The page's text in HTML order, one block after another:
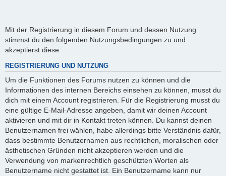
Mit der Registrierung in diesem Forum und dessen Nutzung
stimmst du den folgenden Nutzungsbedingungen zu und
akzeptierst diese.
REGISTRIERUNG UND NUTZUNG
Um die Funktionen des Forums nutzen zu können und die
Informationen des internen Bereichs einsehen zu können, musst du
dich mit einem Account registrieren. Für die Registrierung musst du
eine gültige E-Mail-Adresse angeben, damit wir deinen Account
aktivieren und mit dir in Kontakt treten können. Du kannst deinen
Benutzernamen frei wählen, habe allerdings bitte Verständnis dafür,
dass bestimmte Benutzernamen aus rechtlichen, moralischen oder
ästhetischen Gründen nicht akzeptieren werden und die
Verwendung von markenrechtlich geschützten Worten als
Benutzername nicht gestattet ist. Ein Benutzername kann nur